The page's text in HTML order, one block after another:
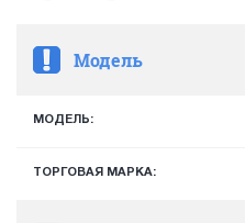
Модель
МОДЕЛЬ:
ТОРГОВАЯ МАРКА: